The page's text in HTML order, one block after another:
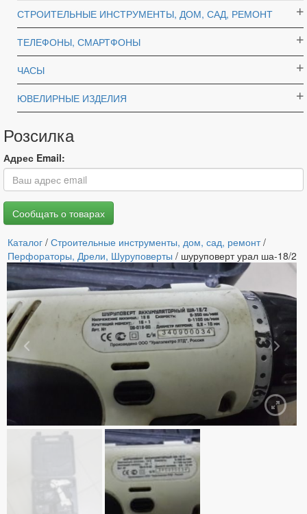
СТРОИТЕЛЬНЫЕ ИНСТРУМЕНТЫ, ДОМ, САД, РЕМОНТ
ТЕЛЕФОНЫ, СМАРТФОНЫ
ЧАСЫ
ЮВЕЛИРНЫЕ ИЗДЕЛИЯ
Розсилка
Адрес Email:
Каталог / Строительные инструменты, дом, сад, ремонт/
Перфораторы, Дрели, Шуруповерты / шуруповерт урал ша-18/2